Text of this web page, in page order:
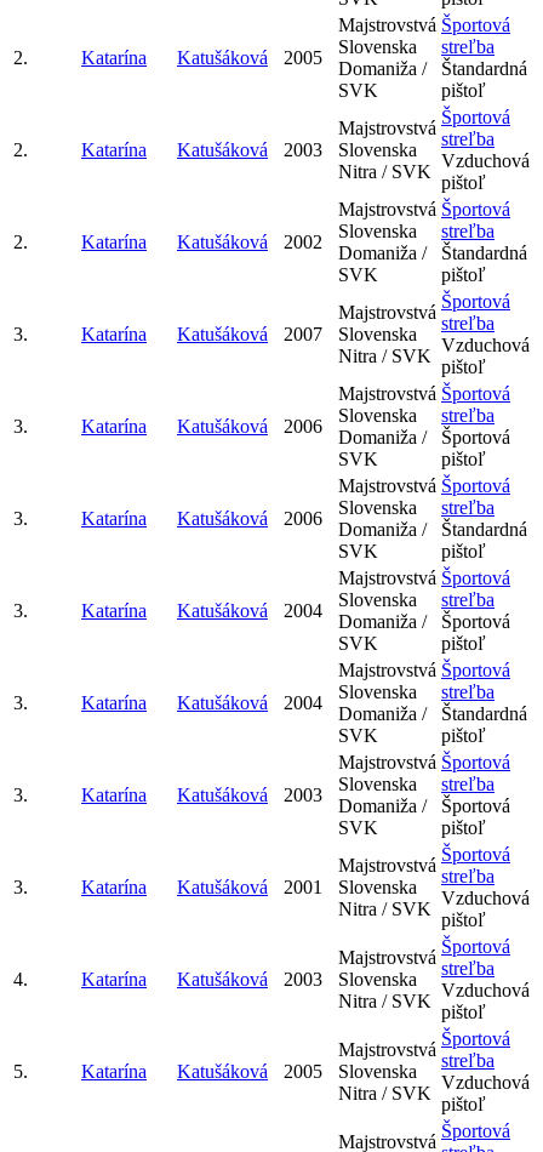
2. Katarína Katušáková 2005
Majstrovstvá
Slovenska
Domaniža /
SVK
Športová
streľba
Štandardná
pištoľ
2. Katarína Katušáková 2003
Majstrovstvá
Slovenska
Nitra / SVK
Športová
streľba
Vzduchová
pištoľ
2. Katarína Katušáková 2002
Majstrovstvá
Slovenska
Domaniža /
SVK
Športová
streľba
Štandardná
pištoľ
3. Katarína Katušáková 2007
Majstrovstvá
Slovenska
Nitra / SVK
Športová
streľba
Vzduchová
pištoľ
3. Katarína Katušáková 2006
Majstrovstvá
Slovenska
Domaniža /
SVK
Športová
streľba
Športová
pištoľ
3. Katarína Katušáková 2006
Majstrovstvá
Slovenska
Domaniža /
SVK
Športová
streľba
Štandardná
pištoľ
3. Katarína Katušáková 2004
Majstrovstvá
Slovenska
Domaniža /
SVK
Športová
streľba
Športová
pištoľ
3. Katarína Katušáková 2004
Majstrovstvá
Slovenska
Domaniža /
SVK
Športová
streľba
Štandardná
pištoľ
3. Katarína Katušáková 2003
Majstrovstvá
Slovenska
Domaniža /
SVK
Športová
streľba
Športová
pištoľ
3. Katarína Katušáková 2001
Majstrovstvá
Slovenska
Nitra / SVK
Športová
streľba
Vzduchová
pištoľ
4. Katarína Katušáková 2003
Majstrovstvá
Slovenska
Nitra / SVK
Športová
streľba
Vzduchová
pištoľ
5. Katarína Katušáková 2005
Majstrovstvá
Slovenska
Nitra / SVK
Športová
streľba
Vzduchová
pištoľ
Majstrovstvá
Športová